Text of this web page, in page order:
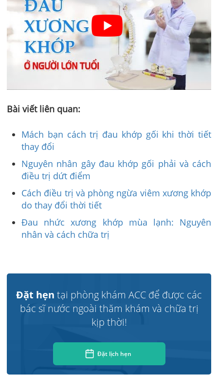
Bài viết liên quan:
Mách bạn cách trị đau khớp gối khi thời tiết
thay đổi
Nguyên nhân gây đau khớp gối phải và cách
điều trị dứt điểm
Cách điều trị và phòng ngừa viêm xương khớp
do thay đổi thời tiết
Đau nhức xương khớp mùa lạnh: Nguyên
nhân và cách chữa trị
Đặt hẹn tại phòng khám ACC để được các
bác sĩ nước ngoài thăm khám và chữa trị
kịp thời!
Đặt lịch hẹn